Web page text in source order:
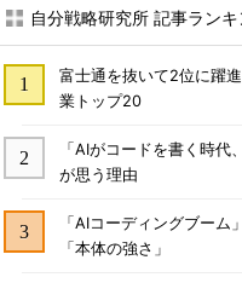
自分戦略研究所 記事ラン
富士通を抜いて2位に躍
業トップ20
「AIがコードを書く時
が思う理由
「AIコーディングブー
「本体の強さ」